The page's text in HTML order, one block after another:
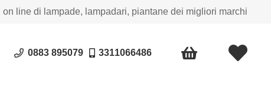
on line di lampade, lampadari, piantane dei migliori marchi
0883 895079 3311066486